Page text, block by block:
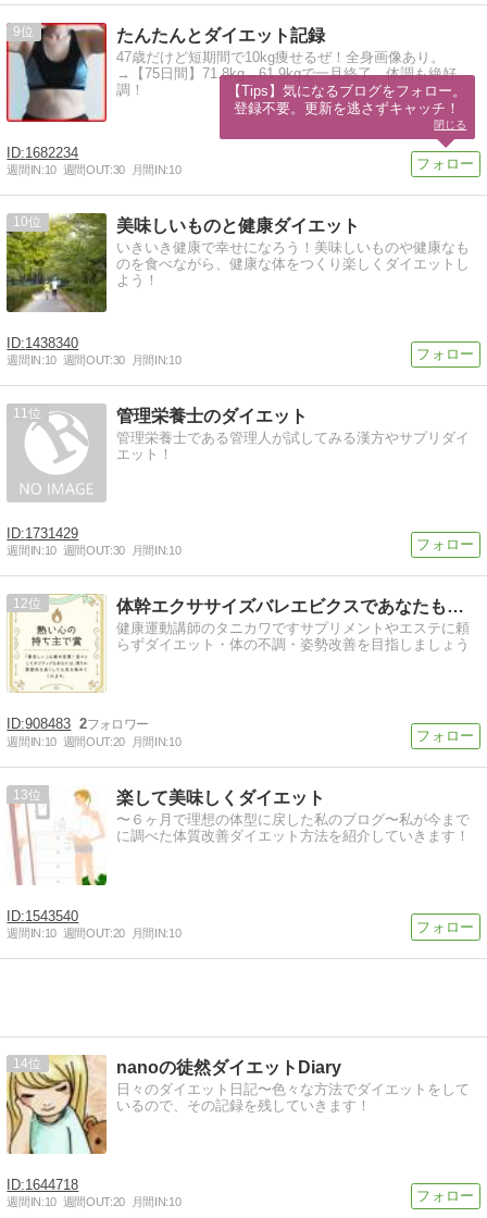
9 たんたんとダイエット記録
47歳だけど短期間で10kg痩せるぜ！全身画像あり。
→【75日間】71.8kg→61.9kgで一旦終了。体調も絶好
調！
1682234
週間IN:10 週間OUT:30 月間IN:10
10 美味しいものと健康ダイエット
いきいき健康で幸せになろう！美味しいものや健康なも
のを食べながら、健康な体をつくり楽しくダイエットし
よう！
1438340
週間IN:10 週間OUT:30 月間IN:10
11 管理栄養士のダイエット
管理栄養士である管理人が試してみる漢方やサプリダイ
エット！
1731429
週間IN:10 週間OUT:30 月間IN:10
12 体幹エクササイズバレエビクスであなたもなれる健康美人
健康運動講師のタニカワですサプリメントやエステに頼
らずダイエット・体の不調・姿勢改善を目指しましょう
908483 2
週間IN:10 週間OUT:20 月間IN:10
13 楽して美味しくダイエット
〜６ヶ月で理想の体型に戻した私のブログ〜私が今まで
に調べた体質改善ダイエット方法を紹介していきます！
1543540
週間IN:10 週間OUT:20 月間IN:10
14 nanoの徒然ダイエットDiary
日々のダイエット日記〜色々な方法でダイエットをして
いるので、その記録を残していきます！
1644718
週間IN:10 週間OUT:20 月間IN:10
【Tips】気になるブログをフォロー。
登録不要。更新を逃さずキャッチ！
閉じる